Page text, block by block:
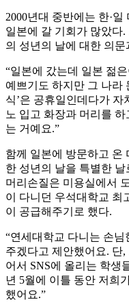
2000년대 중반에는 한·
일본에 갈 기회가 많았다
의 성년의 날에 대한 의
“일본에 갔는데 일본 젊
예쁘기도 하지만 그 나라
식’은 공휴일인데다가 자
노 입고 화장과 머리를
는 거예요.”
함께 일본에 방문하고 온
한 성년의 날을 특별한
머리손질은 미용실에서
이 다니던 우석대학교 최
이 공급해주기로 했다.
“연세대학교 다니는 손
주겠다고 제안했어요. 단
어서 SNS에 올리는 학생
년 5월에 이틀 동안 저희
했어요.”